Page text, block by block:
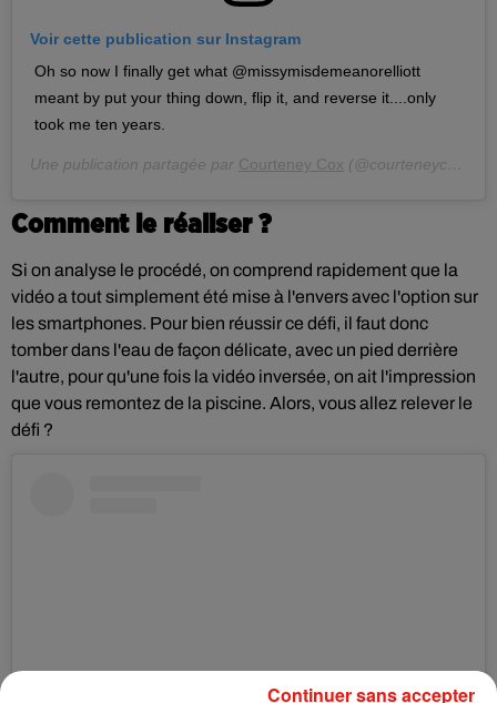
Voir cette publication sur Instagram
Oh so now I finally get what @missymisdemeanorelliott
meant by put your thing down, flip it, and reverse it....only
took me ten years.
Une publication partagée par Courteney Cox (@courteneycoxofficial) le
Comment le réaliser ?
Si on analyse le procédé, on comprend rapidement que la
vidéo a tout simplement été mise à l'envers avec l'option sur
les smartphones. Pour bien réussir ce défi, il faut donc
tomber dans l'eau de façon délicate, avec un pied derrière
l'autre, pour qu'une fois la vidéo inversée, on ait l'impression
que vous remontez de la piscine. Alors, vous allez relever le
défi ?
Continuer sans accepter